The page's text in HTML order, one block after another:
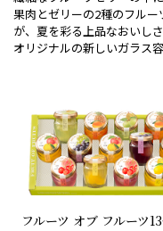
果肉とゼリーの2種のフル
が、夏を彩る上品なおいしさ
オリジナルの新しいガラス
フルーツ オブ フルーツ